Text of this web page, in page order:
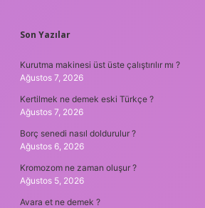
SIDEBAR
Son Yazılar
Kurutma makinesi üst üste çalıştırılır mı ?
Ağustos 7, 2026
Kertilmek ne demek eski Türkçe ?
Ağustos 7, 2026
Borç senedi nasıl doldurulur ?
Ağustos 6, 2026
Kromozom ne zaman oluşur ?
Ağustos 5, 2026
Avara et ne demek ?